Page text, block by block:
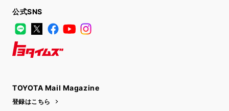
公式SNS
LINE
X FacebookYouTube
TOYOTA Mail Magazine
登録はこちら